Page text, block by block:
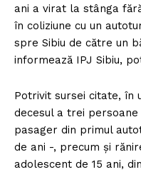
ani a virat la stânga
în coliziune cu un
spre Sibiu de către un
informează IPJ Sibiu,
Potrivit sursei citate, în
decesul a trei
pasager din primul
de ani -, precum şi
adolescent de 15 ani,